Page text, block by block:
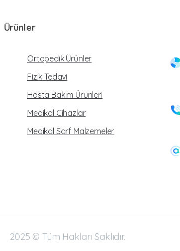
Ürünler
Ortopedik Ürünler
Fizik Tedavi
Hasta Bakım Ürünleri
Medikal Cihazlar
Medikal Sarf Malzemeler
2025 © Tüm Hakları Saklıdır.